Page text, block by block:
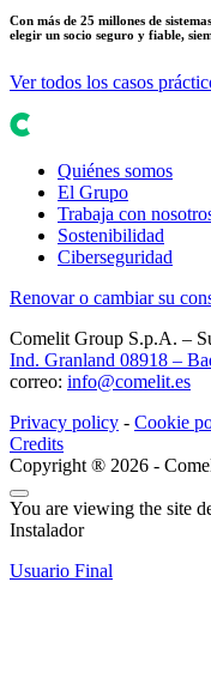
Con más de 25 millones de
elegir un socio seguro y fiable,
Ver todos los casos
Quiénes somos
El Grupo
Trabaja con
Sostenibilidad
Ciberseguridad
Renovar o cambiar su
Comelit Group S.p.A. –
Ind. Granland 08918 –
correo: info@comelit.es
Privacy policy - Cookie
Credits
Copyright ® 2026 -
You are viewing the site
Instalador
Usuario Final